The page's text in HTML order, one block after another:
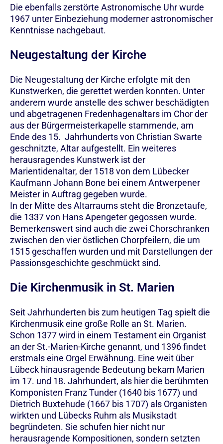
Die ebenfalls zerstörte Astronomische Uhr wurde
1967 unter Einbeziehung moderner astronomischer
Kenntnisse nachgebaut.
Neugestaltung der Kirche
Die Neugestaltung der Kirche erfolgte mit den
Kunstwerken, die gerettet werden konnten. Unter
anderem wurde anstelle des schwer beschädigten
und abgetragenen Fredenhagenaltars im Chor der
aus der Bürgermeisterkapelle stammende, am
Ende des 15. Jahrhunderts von Christian Swarte
geschnitzte, Altar aufgestellt. Ein weiteres
herausragendes Kunstwerk ist der
Marientidenaltar, der 1518 von dem Lübecker
Kaufmann Johann Bone bei einem Antwerpener
Meister in Auftrag gegeben wurde.
In der Mitte des Altarraums steht die Bronzetaufe,
die 1337 von Hans Apengeter gegossen wurde.
Bemerkenswert sind auch die zwei Chorschranken
zwischen den vier östlichen Chorpfeilern, die um
1515 geschaffen wurden und mit Darstellungen der
Passionsgeschichte geschmückt sind.
Die Kirchenmusik in St. Marien
Seit Jahrhunderten bis zum heutigen Tag spielt die
Kirchenmusik eine große Rolle an St. Marien.
Schon 1377 wird in einem Testament ein Organist
an der St.-Marien-Kirche genannt, und 1396 findet
erstmals eine Orgel Erwähnung. Eine weit über
Lübeck hinausragende Bedeutung bekam Marien
im 17. und 18. Jahrhundert, als hier die berühmten
Komponisten Franz Tunder (1640 bis 1677) und
Dietrich Buxtehude (1667 bis 1707) als Organisten
wirkten und Lübecks Ruhm als Musikstadt
begründeten. Sie schufen hier nicht nur
herausragende Kompositionen, sondern setzten